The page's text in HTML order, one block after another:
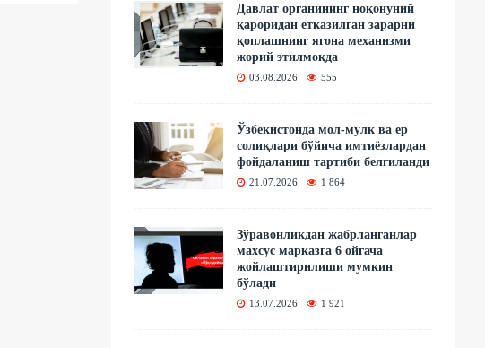
Давлат органининг ноқонуний
қароридан етказилган зарарни
қоплашнинг ягона механизми
жорий этилмоқда
03.08.2026 555
Ўзбекистонда мол-мулк ва ер
солиқлари бўйича имтиёзлардан
фойдаланиш тартиби белгиланди
21.07.2026 1 864
Зўравонликдан жабрланганлар
махсус марказга 6 ойгача
жойлаштирилиши мумкин
бўлади
13.07.2026 1 921